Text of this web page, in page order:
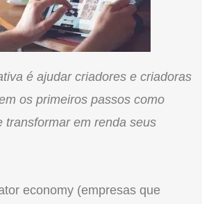
é ajudar criadores e criadoras
os primeiros passos como
transformar em renda seus
economy (empresas que